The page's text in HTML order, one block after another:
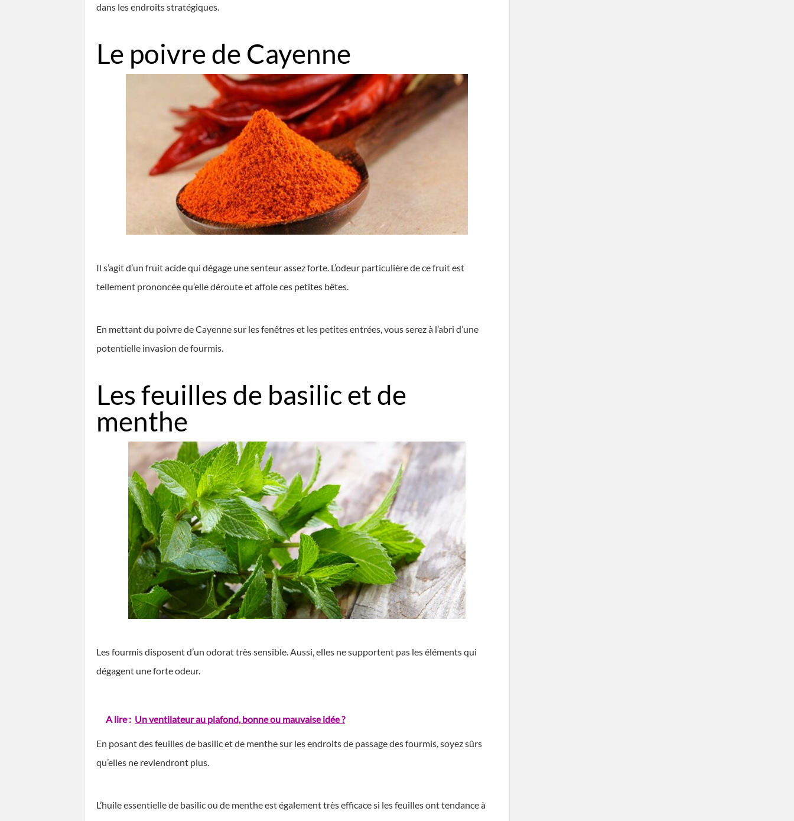
dans les endroits stratégiques.
Le poivre de Cayenne
Il s’agit d’un fruit acide qui dégage une senteur assez forte. L’odeur particulière de ce fruit est
tellement prononcée qu’elle déroute et affole ces petites bêtes.
En mettant du poivre de Cayenne sur les fenêtres et les petites entrées, vous serez à l’abri d’une
potentielle invasion de fourmis.
Les feuilles de basilic et de
menthe
Les fourmis disposent d’un odorat très sensible. Aussi, elles ne supportent pas les éléments qui
dégagent une forte odeur.
A lire : Un ventilateur au plafond, bonne ou mauvaise idée ?
En posant des feuilles de basilic et de menthe sur les endroits de passage des fourmis, soyez sûrs
qu’elles ne reviendront plus.
L’huile essentielle de basilic ou de menthe est également très efficace si les feuilles ont tendance à